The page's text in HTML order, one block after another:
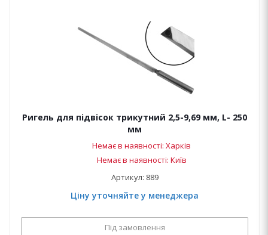
Ригель для підвісок трикутний 2,5-9,69 мм, L- 250
мм
Немає в наявності: Харків
Немає в наявності: Київ
Артикул: 889
Ціну уточняйте у менеджера
Під замовлення